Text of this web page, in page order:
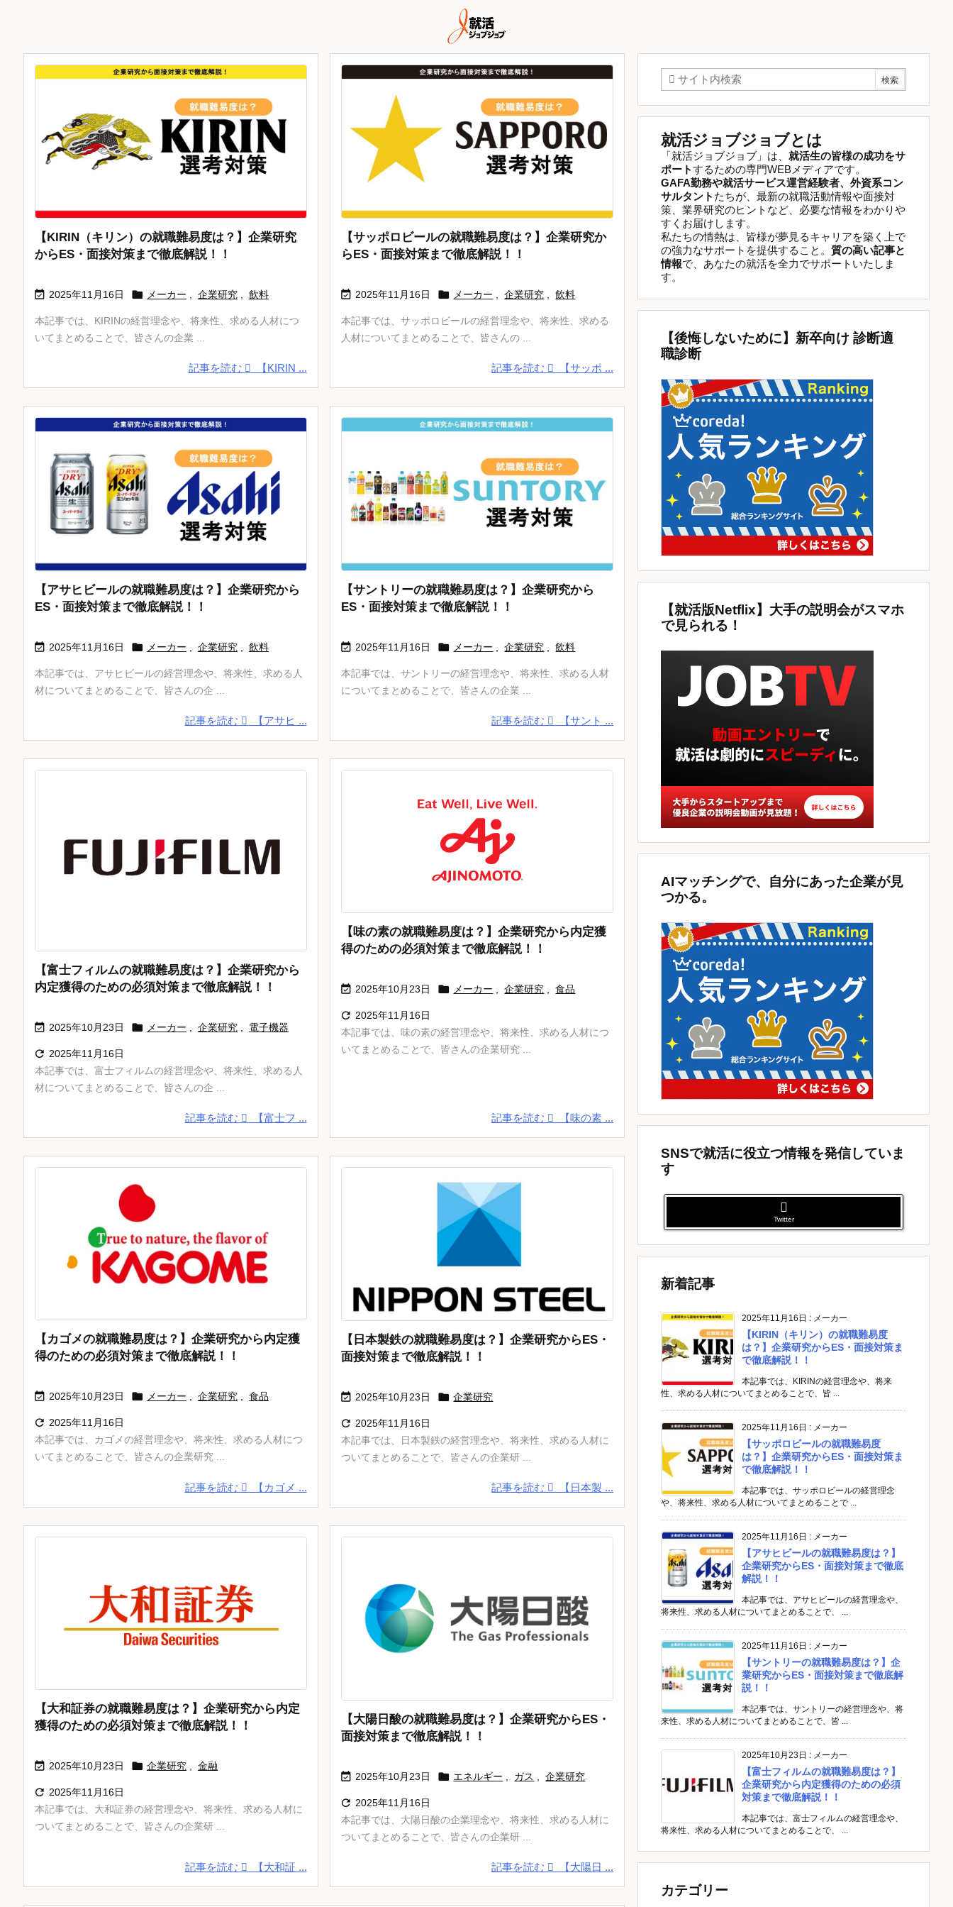
【KIRIN（キリン）の就職難易度は？】企業研究
からES・面接対策まで徹底解説！！
 2025年11月16日  メーカー 企業研究 飲料
本記事では、KIRINの経営理念や、将来性、求める人材につ
いてまとめることで、皆さんの企業 ...
記事を読む 【KIRIN ...
【サッポロビールの就職難易度は？】企業研究か
らES・面接対策まで徹底解説！！
 2025年11月16日  メーカー 企業研究 飲料
本記事では、サッポロビールの経営理念や、将来性、求める
人材についてまとめることで、皆さんの ...
記事を読む 【サッポ ...
【アサヒビールの就職難易度は？】企業研究から
ES・面接対策まで徹底解説！！
 2025年11月16日  メーカー 企業研究 飲料
本記事では、アサヒビールの経営理念や、将来性、求める人
材についてまとめることで、皆さんの企 ...
記事を読む 【アサヒ ...
【サントリーの就職難易度は？】企業研究から
ES・面接対策まで徹底解説！！
 2025年11月16日  メーカー 企業研究 飲料
本記事では、サントリーの経営理念や、将来性、求める人材
についてまとめることで、皆さんの企業 ...
記事を読む 【サント ...
【富士フィルムの就職難易度は？】企業研究から
内定獲得のための必須対策まで徹底解説！！
 2025年10月23日  メーカー 企業研究 電子機器
 2025年11月16日
本記事では、富士フィルムの経営理念や、将来性、求める人
材についてまとめることで、皆さんの企 ...
記事を読む 【富士フ ...
【味の素の就職難易度は？】企業研究から内定獲
得のための必須対策まで徹底解説！！
 2025年10月23日  メーカー 企業研究 食品
 2025年11月16日
本記事では、味の素の経営理念や、将来性、求める人材につ
いてまとめることで、皆さんの企業研究 ...
記事を読む 【味の素 ...
【カゴメの就職難易度は？】企業研究から内定獲
得のための必須対策まで徹底解説！！
 2025年10月23日  メーカー , 企業研究 , 食品
 2025年11月16日
本記事では、カゴメの経営理念や、将来性、求める人材につ
いてまとめることで、皆さんの企業研究 ...
記事を読む 【カゴメ ...
【日本製鉄の就職難易度は？】企業研究からES・
面接対策まで徹底解説！！
 2025年10月23日  企業研究
 2025年11月16日
本記事では、日本製鉄の経営理念や、将来性、求める人材に
ついてまとめることで、皆さんの企業研 ...
記事を読む 【日本製 ...
【大和証券の就職難易度は？】企業研究から内定
獲得のための必須対策まで徹底解説！！
 2025年10月23日  企業研究 , 金融
 2025年11月16日
本記事では、大和証券の経営理念や、将来性、求める人材に
ついてまとめることで、皆さんの企業研 ...
記事を読む 【大和証 ...
【大陽日酸の就職難易度は？】企業研究からES・
面接対策まで徹底解説！！
 2025年10月23日  エネルギー ガス 企業研究
 2025年11月16日
本記事では、大陽日酸の企業理念や、将来性、求める人材に
ついてまとめることで、皆さんの企業研 ...
記事を読む 【大陽日 ...
就活ジョブジョブとは
「就活ジョブジョブ」は、 就活生の皆様の成功をサ
ポートするための専門WEBメディアです。
GAFA勤務や就活サービス運営経験者、外資系コン
サルタント たちが、最新の就職活動情報や面接対
策、業界研究のヒントなど、必要な情報をわかりや
すくお届けします。
私たちの情熱は、皆様が夢見るキャリアを築く上で
の強力なサポートを提供すること。 質の高い記事と
情報で、あなたの就活を全力でサポートいたしま
す。
【後悔しないために】新卒向け 診断適
職診断
【就活版Netflix】大手の説明会がスマホ
で見られる！
AIマッチングで、自分にあった企業が見
つかる。
SNSで就活に役立つ情報を発信していま
す
Twitter
新着記事
2025年11月16日 : メーカー
【KIRIN（キリン）の就職難易度
は？】企業研究からES・面接対策ま
で徹底解説！！
本記事では、KIRINの経営理念や、将来
性、求める人材についてまとめることで、皆 ...
2025年11月16日 : メーカー
【サッポロビールの就職難易度
は？】企業研究からES・面接対策ま
で徹底解説！！
本記事では、サッポロビールの経営理念
や、将来性、求める人材についてまとめることで ...
2025年11月16日 : メーカー
【アサヒビールの就職難易度は？】
企業研究からES・面接対策まで徹底
解説！！
本記事では、アサヒビールの経営理念や、
将来性、求める人材についてまとめることで、 ...
2025年11月16日 : メーカー
【サントリーの就職難易度は？】企
業研究からES・面接対策まで徹底解
説！！
本記事では、サントリーの経営理念や、将
来性、求める人材についてまとめることで、皆 ...
2025年10月23日 : メーカー
【富士フィルムの就職難易度は？】
企業研究から内定獲得のための必須
対策まで徹底解説！！
本記事では、富士フィルムの経営理念や、
将来性、求める人材についてまとめることで、 ...
カテゴリー